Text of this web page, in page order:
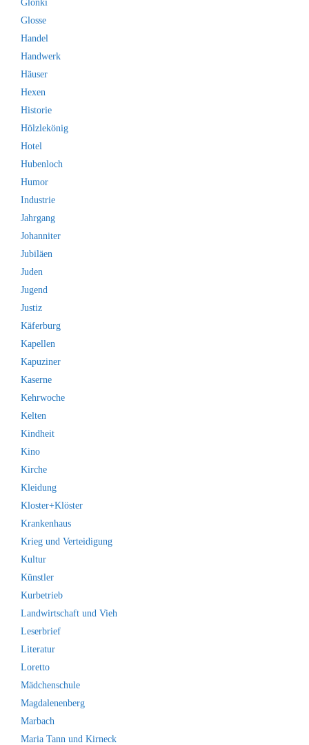
Glonki
Glosse
Handel
Handwerk
Häuser
Hexen
Historie
Hölzlekönig
Hotel
Hubenloch
Humor
Industrie
Jahrgang
Johanniter
Jubiläen
Juden
Jugend
Justiz
Käferburg
Kapellen
Kapuziner
Kaserne
Kehrwoche
Kelten
Kindheit
Kino
Kirche
Kleidung
Kloster+Klöster
Krankenhaus
Krieg und Verteidigung
Kultur
Künstler
Kurbetrieb
Landwirtschaft und Vieh
Leserbrief
Literatur
Loretto
Mädchenschule
Magdalenenberg
Marbach
Maria Tann und Kirneck